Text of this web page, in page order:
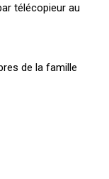
télécopieur au
de la famille